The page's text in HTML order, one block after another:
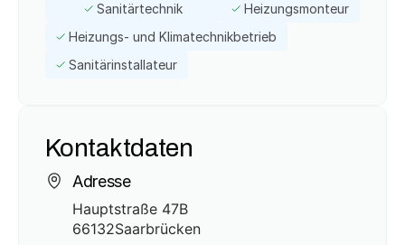
Sanitärtechnik
Heizungsmonteur
Heizungs- und Klimatechnikbetrieb
Sanitärinstallateur
Kontaktdaten
Adresse
Hauptstraße 47B
66132Saarbrücken